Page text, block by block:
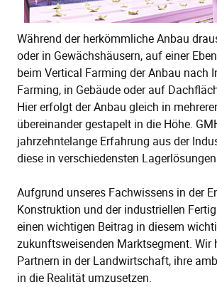
Während der herkömmliche Anbau
oder in Gewächshäusern, auf einer
beim Vertical Farming der Anbau nach
Farming, in Gebäude oder auf
Hier erfolgt der Anbau gleich in
übereinander gestapelt in die Höhe.
jahrzehntelange Erfahrung aus der
diese in verschiedensten
Aufgrund unseres Fachwissens in der
Konstruktion und der industriellen
einen wichtigen Beitrag in diesem
zukunftsweisenden Marktsegment. Wir
Partnern in der Landwirtschaft, ihre
in die Realität umzusetzen.